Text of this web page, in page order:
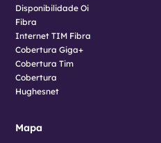
Disponibilidade Oi
Fibra
Internet TIM Fibra
Cobertura Giga+
Cobertura Tim
Cobertura
Hughesnet
Mapa